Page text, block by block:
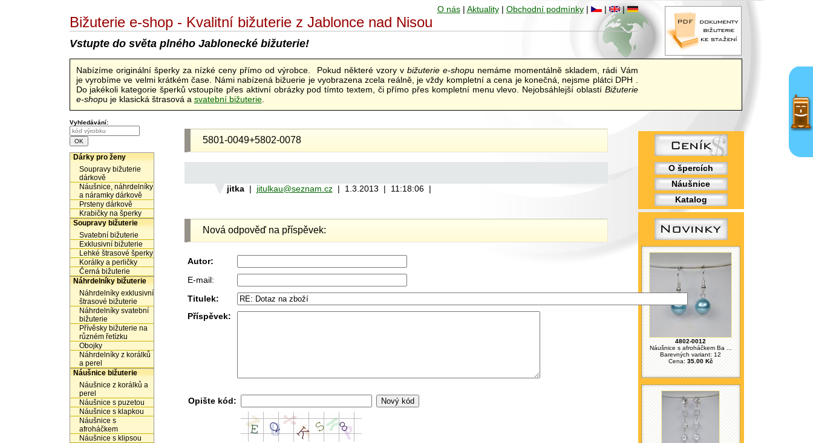
O špercích
Náušnice
Katalog
4802-0012
Náušnice s afroháčkem Ba ...
Barevných variant: 12
Cena: 35.00 Kč
O nás| Aktuality| Obchodní podmínky| | |
Bižuterie e-shop - Kvalitní bižuterie z Jablonce nad Nisou
Vstupte do světa plného Jablonecké bižuterie!
Nabízíme originální šperky za nízké ceny přímo od výrobce. Pokud některé vzory v bižuterie e-shopu nemáme momentálně skladem, rádi Vám
je vyrobíme ve velmi krátkém čase. Námi nabízená bižuerie je vyobrazena zcela reálně, je vždy kompletní a cena je konečná, nejsme plátci DPH .
Do jakékoli kategorie šperků vstoupíte přes aktivní obrázky pod tímto textem, či přímo přes kompletní menu vlevo. Nejobsáhlejší oblastí Bižuterie
e-shopu je klasická štrasová a svatební bižuterie.
Vyhledávání:
Dárky pro ženy
Soupravy bižuterie
dárkově
Náušnice, náhrdelníky
a náramky dárkově
Prsteny dárkově
Krabičky na šperky
Soupravy bižuterie
Svatební bižuterie
Exklusivní bižuterie
Lehké štrasové šperky
Korálky a perličky
Černá bižuterie
Náhrdelníky bižuterie
Náhrdelníky exklusivní
štrasové bižuterie
Náhrdelníky svatební
bižuterie
Přívěsky bižuterie na
různém řetízku
Obojky
Náhrdelníky z korálků
a perel
Náušnice bižuterie
Náušnice z korálků a
perel
Náušnice s puzetou
Náušnice s klapkou
Náušnice s
afroháčkem
Náušnice s klipsou
5801-0049+5802-0078
jitka| jitulkau@seznam.cz| 1.3.2013 | 11:18:06 |
Nová odpověď na příspěvek:
Autor:
E-mail:
Titulek:
Příspěvek:
Opište kód: